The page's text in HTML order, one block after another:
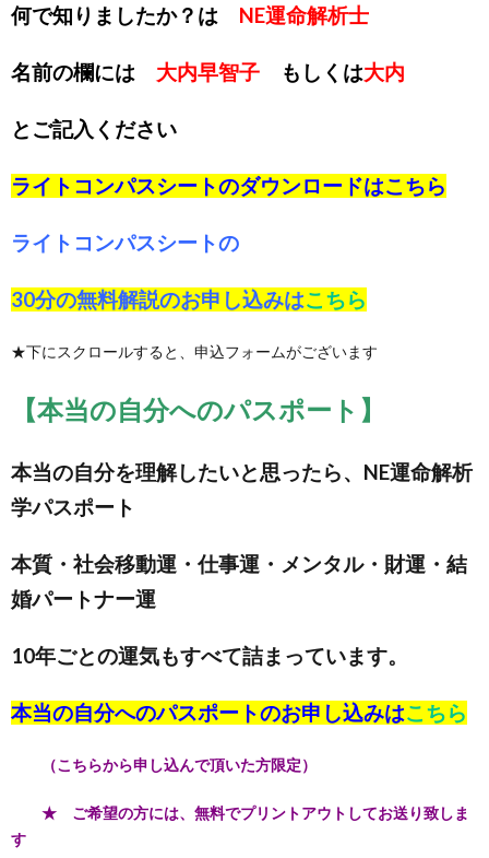
何で知りましたか？は NE運命解析士
名前の欄には 大内早智子 もしくは大内
とご記入ください
ライトコンパスシートのダウンロードはこちら
ライトコンパスシートの
30分の無料解説のお申し込みはこちら
★下にスクロールすると、申込フォームがございます
【本当の自分へのパスポート】
本当の自分を理解したいと思ったら、NE運命解析
学パスポート
本質・社会移動運・仕事運・メンタル・財運・結
婚パートナー運
10年ごとの運気もすべて詰まっています。
本当の自分へのパスポートのお申し込みはこちら
（こちらから申し込んで頂いた方限定）
★ ご希望の方には、無料でプリントアウトしてお送り致しま
す